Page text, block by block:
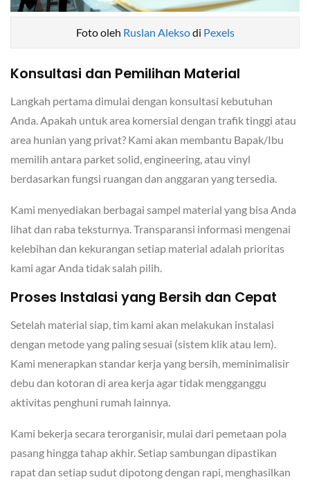
Foto oleh Ruslan Aleksodi Pexels
Konsultasi dan Pemilihan Material
Langkah pertama dimulai dengan konsultasi kebutuhan
Anda. Apakah untuk area komersial dengan trafik tinggi atau
area hunian yang privat? Kami akan membantu Bapak/Ibu
memilih antara parket solid, engineering, atau vinyl
berdasarkan fungsi ruangan dan anggaran yang tersedia.
Kami menyediakan berbagai sampel material yang bisa Anda
lihat dan raba teksturnya. Transparansi informasi mengenai
kelebihan dan kekurangan setiap material adalah prioritas
kami agar Anda tidak salah pilih.
Proses Instalasi yang Bersih dan Cepat
Setelah material siap, tim kami akan melakukan instalasi
dengan metode yang paling sesuai (sistem klik atau lem).
Kami menerapkan standar kerja yang bersih, meminimalisir
debu dan kotoran di area kerja agar tidak mengganggu
aktivitas penghuni rumah lainnya.
Kami bekerja secara terorganisir, mulai dari pemetaan pola
pasang hingga tahap akhir. Setiap sambungan dipastikan
rapat dan setiap sudut dipotong dengan rapi, menghasilkan